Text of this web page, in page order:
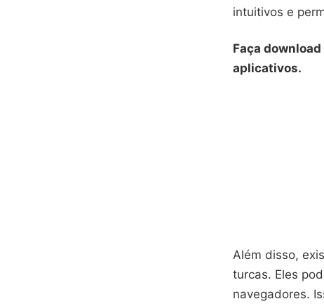
intuitivos e
Faça download
aplicativos.
Além disso,
turcas. Eles
navegadores.